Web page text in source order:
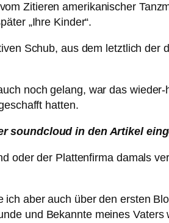
Zitieren amerikanischer
„Ihre Kinder“.
Schub, aus dem letztlich
noch gelang, war das
hatten.
soundcloud in den Artikel
oder der Plattenfirma damals
aber auch über den ersten
und Bekannte meines